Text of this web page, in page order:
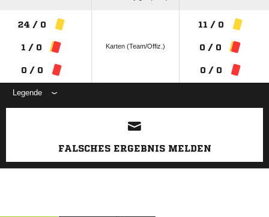
24 / 0
1 / 0
0 / 0
Karten (Team/Offiz.)
11 / 0
0 / 0
0 / 0
Legende
ANZEIGE
FALSCHES ERGEBNIS MELDEN